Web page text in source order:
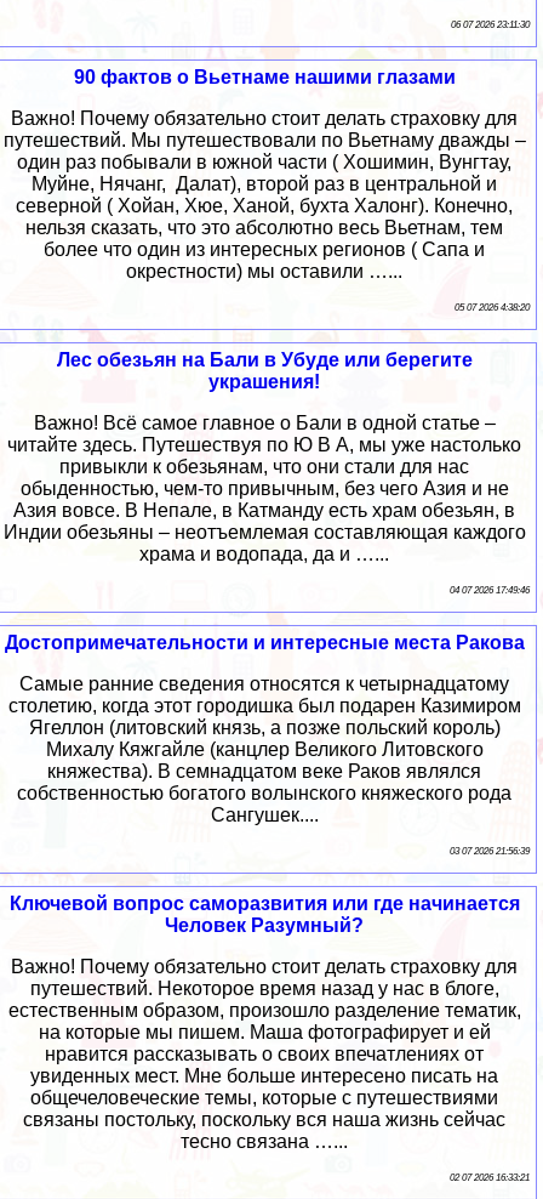
06 07 2026 23:11:30
90 фактов о Вьетнаме нашими глазами
Важно! Почему обязательно стоит делать страховку для
путешествий. Мы путешествовали по Вьетнаму дважды –
один раз побывали в южной части ( Хошимин, Вунгтау,
Муйне, Нячанг, Далат), второй раз в центральной и
северной ( Хойан, Хюе, Ханой, бухта Халонг). Конечно,
нельзя сказать, что это абсолютно весь Вьетнам, тем
более что один из интересных регионов ( Сапа и
окрестности) мы оставили …...
05 07 2026 4:38:20
Лес обезьян на Бали в Убуде или берегите
украшения!
Важно! Всё самое главное о Бали в одной статье –
читайте здесь. Путешествуя по Ю В А, мы уже настолько
привыкли к обезьянам, что они стали для нас
обыденностью, чем-то привычным, без чего Азия и не
Азия вовсе. В Непале, в Катманду есть храм обезьян, в
Индии обезьяны – неотъемлемая составляющая каждого
храма и водопада, да и …...
04 07 2026 17:49:46
Достопримечательности и интересные места Ракова
Самые ранние сведения относятся к четырнадцатому
столетию, когда этот городишка был подарен Казимиром
Ягеллон (литовский князь, а позже польский король)
Михалу Кяжгайле (канцлер Великого Литовского
княжества). В семнадцатом веке Раков являлся
собственностью богатого волынского княжеского рода
Сангушек....
03 07 2026 21:56:39
Ключевой вопрос саморазвития или где начинается
Человек Разумный?
Важно! Почему обязательно стоит делать страховку для
путешествий. Некоторое время назад у нас в блоге,
естественным образом, произошло разделение тематик,
на которые мы пишем. Маша фотографирует и ей
нравится рассказывать о своих впечатлениях от
увиденных мест. Мне больше интересено писать на
общечеловеческие темы, которые с путешествиями
связаны постольку, поскольку вся наша жизнь сейчас
тесно связана …...
02 07 2026 16:33:21